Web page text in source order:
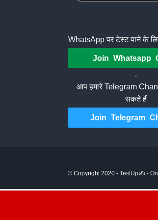
WhatsApp पर टेस्ट पाने के
Join Whatsapp
.
आप हमारे Telegram
सकते हैं
Join Telegram
© Copyright 2020 - TestUp✍️ -